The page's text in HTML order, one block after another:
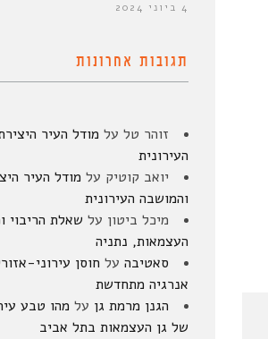
4 ביוני 2024
תגובות אחרונות
זוהר טל על מודל העיר
העירונית
יואב קוטיק על מודל העיר
והמושבה העירונית
מיכל ביטון על שאלת הריבוי
העצמאות, נתניה
סאטיבה על חוסן עירוני-
אנרגיה מתחדשת
הגנן מרמת גן על מהו טבע
של גן העצמאות בתל אביב